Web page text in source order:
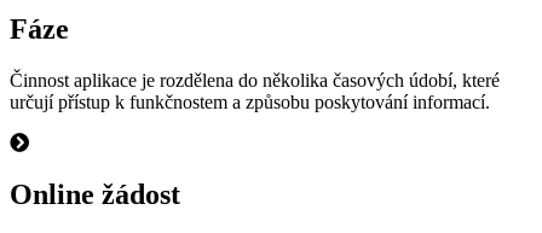
Fáze
Činnost aplikace je rozdělena do několika časových údobí, které
určují přístup k funkčnostem a způsobu poskytování informací.
Online žádost